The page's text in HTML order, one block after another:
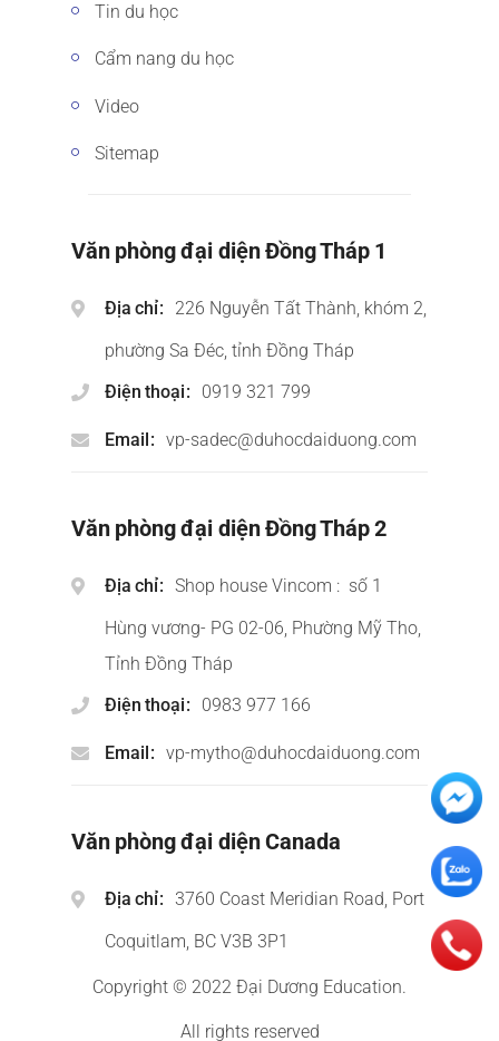
Tin du học
Cẩm nang du học
Video
Sitemap
Văn phòng đại diện Đồng Tháp 1
Địa chỉ
226 Nguyễn Tất Thành, khóm 2,
phường Sa Đéc, tỉnh Đồng Tháp
Điện thoại
0919 321 799
Email vp-sadec@duhocdaiduong.com
Văn phòng đại diện Đồng Tháp 2
Địa chỉ
Shop house Vincom : số 1
Hùng vương- PG 02-06, Phường Mỹ Tho,
Tỉnh Đồng Tháp
Điện thoại
0983 977 166
Email vp-mytho@duhocdaiduong.com
Văn phòng đại diện Canada
Địa chỉ
3760 Coast Meridian Road, Port
Coquitlam, BC V3B 3P1
Copyright © 2022 Đại Dương Education.
All rights reserved